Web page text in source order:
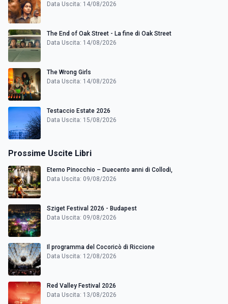
Data Uscita: 14/08/2026
The End of Oak Street - La fine di Oak Street
Data Uscita: 14/08/2026
The Wrong Girls
Data Uscita: 14/08/2026
Testaccio Estate 2026
Data Uscita: 15/08/2026
Prossime Uscite Libri
Eterno Pinocchio – Duecento anni di Collodi,
Data Uscita: 09/08/2026
Sziget Festival 2026 - Budapest
Data Uscita: 09/08/2026
Il programma del Cocoricò di Riccione
Data Uscita: 12/08/2026
Red Valley Festival 2026
Data Uscita: 13/08/2026